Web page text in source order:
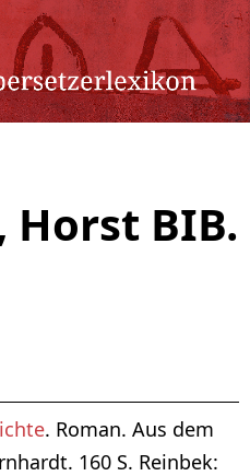
BIB.
. Roman. Aus dem
160 S. Reinbek: